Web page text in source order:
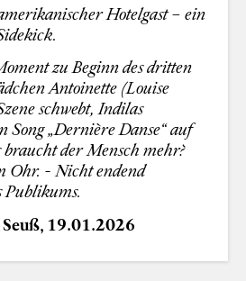
Hotelgast – ein
zu Beginn des dritten
Antoinette (Louise
schwebt, Indilas
Song „Dernière Danse“ auf
der Mensch mehr?
Ohr. - Nicht endend
Publikums.
Seuß, 19.01.2026